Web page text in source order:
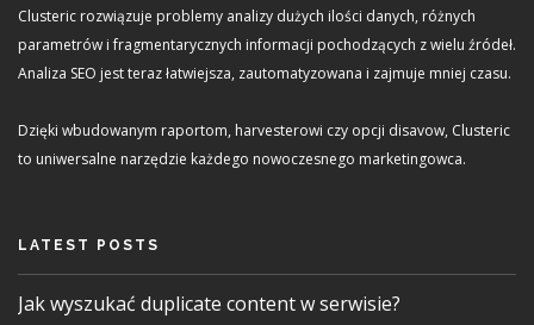
Clusteric rozwiązuje problemy analizy dużych ilości danych, różnych
parametrów i fragmentarycznych informacji pochodzących z wielu źródeł.
Analiza SEO jest teraz łatwiejsza, zautomatyzowana i zajmuje mniej czasu.
Dzięki wbudowanym raportom, harvesterowi czy opcji disavow, Clusteric
to uniwersalne narzędzie każdego nowoczesnego marketingowca.
LATEST POSTS
Jak wyszukać duplicate content w serwisie?